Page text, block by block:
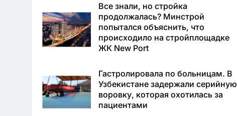
Все знали, но стройка
продолжалась? Минстрой
попытался объяснить, что
происходило на стройплощадке
ЖК New Port
Гастролировала по больницам. В
Узбекистане задержали серийную
воровку, которая охотилась за
пациентами